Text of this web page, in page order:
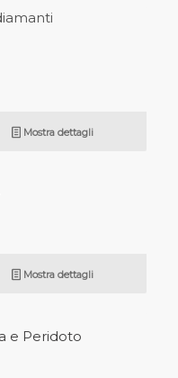
Mostra dettagli
Mostra dettagli
e Peridoto